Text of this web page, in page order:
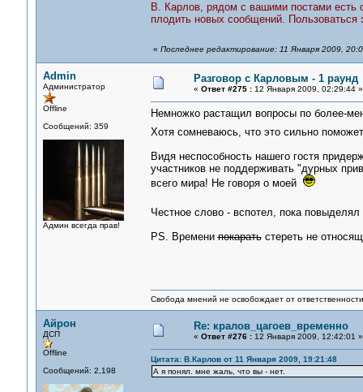
В. Карлов, рядом с вашими постами есть
плодить новых сообщений. Пользоваться
« Последнее редактирование: 11 Января 2009,
Admin
Администратор
Offline
Сообщений: 359
Админ всегда прав!
Разговор с Карловым - 1 раунд
« Ответ #275 :12 Января 2009, 02:29:44 »
Немножко растащил вопросы по более-
Хотя сомневаюсь, что это сильно
Видя неспособность нашего гостя
участников не поддерживать "дурных
всего мира! Не говоря о моей
Честное слово - вспотел, пока
PS. Временипокаратьстереть не
Свобода мнений не освобождает от
Айрон
ДСП
Offline
Сообщений: 2,198
Re: кралов_цагоев_временно
« Ответ #276 :12 Января 2009, 12:42:01 »
Цитата: В.Карлов от 11 Января 2009, 19:21:48
А я понял. мне жаль, что вы - нет.